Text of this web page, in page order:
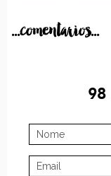
...comentarios...
98